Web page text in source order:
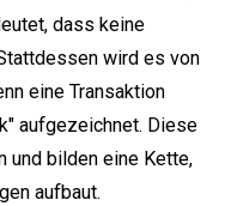
dass keine
wird es von
eine Transaktion
aufgezeichnet. Diese
und bilden eine Kette,
aufbaut.